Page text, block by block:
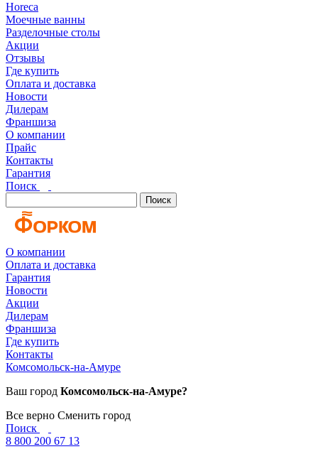
Horeca
Моечные ванны
Разделочные столы
Акции
Отзывы
Где купить
Оплата и доставка
Новости
Дилерам
Франшиза
О компании
Прайс
Контакты
Гарантия
Поиск
Поиск
О компании
Оплата и доставка
Гарантия
Новости
Акции
Дилерам
Франшиза
Где купить
Контакты
Комсомольск-на-Амуре
Ваш город Комсомольск-на-Амуре?
Все верно Сменить город
Поиск
8 800 200 67 13